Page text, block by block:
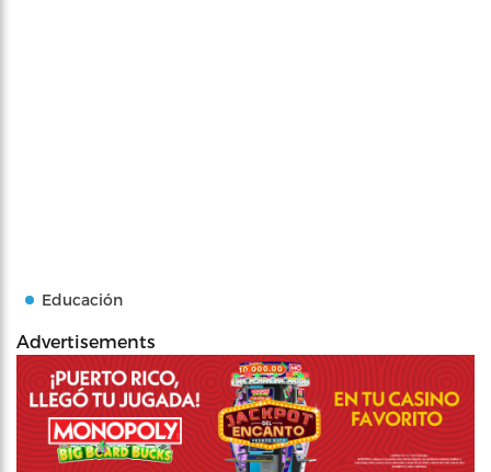
Educación
Advertisements